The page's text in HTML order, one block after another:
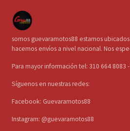
somos guevaramotos88 estamos ubicados
hacemos envíos a nivel nacional. Nos
Para mayor información tel: 310 664 8083
Síguenos en nuestras redes:
Facebook: Guevaramotos88
Instagram: @guevaramotos88